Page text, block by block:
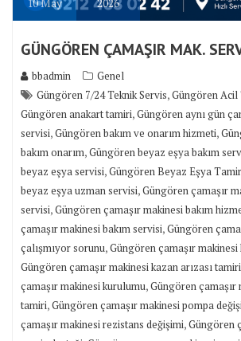
GÜNGÖREN ÇAMAŞIR MAK.
bbadmin
Genel
Güngören 7/24 Teknik Servis,Güngören Acil
Güngören anakart tamiri,Güngören aynı gün
servisi,Güngören bakım ve onarım hizmeti,
bakım onarım,Güngören beyaz eşya bakım
beyaz eşya servisi,Güngören Beyaz Eşya
beyaz eşya uzman servisi,Güngören çamaşır
servisi,Güngören çamaşır makinesi bakım
çamaşır makinesi bakım servisi,Güngören
çalışmıyor sorunu,Güngören çamaşır
Güngören çamaşır makinesi kazan arızası tamiri
çamaşır makinesi kurulumu,Güngören
tamiri,Güngören çamaşır makinesi pompa
çamaşır makinesi rezistans değişimi,Güngören